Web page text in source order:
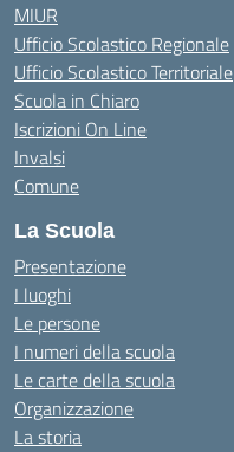
MIUR
Ufficio Scolastico Regionale
Ufficio Scolastico Territoriale
Scuola in Chiaro
Iscrizioni On Line
Invalsi
Comune
La Scuola
Presentazione
I luoghi
Le persone
I numeri della scuola
Le carte della scuola
Organizzazione
La storia